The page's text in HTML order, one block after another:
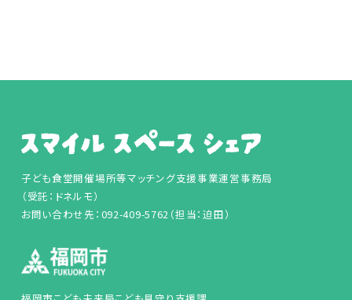
子ども食堂開催場所等マッチング支援事業運営事務局
（受託：ドネルモ）
お問い合わせ先：092-409-5762（担当：迫田）